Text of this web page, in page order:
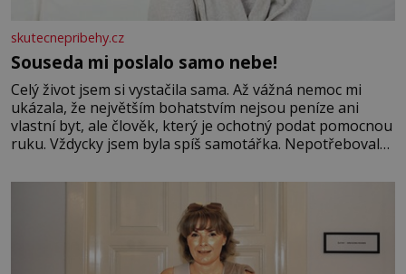
skutecnepribehy.cz
Souseda mi poslalo samo nebe!
Celý život jsem si vystačila sama. Až vážná nemoc mi
ukázala, že největším bohatstvím nejsou peníze ani
vlastní byt, ale člověk, který je ochotný podat pomocnou
ruku. Vždycky jsem byla spíš samotářka. Nepotřebovala
mi knihy, práce a hlavně klid. Hned po studiích jsem